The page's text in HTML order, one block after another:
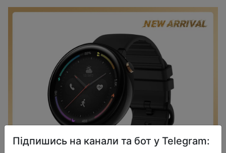
Підпишись на канали та бот у Telegram: